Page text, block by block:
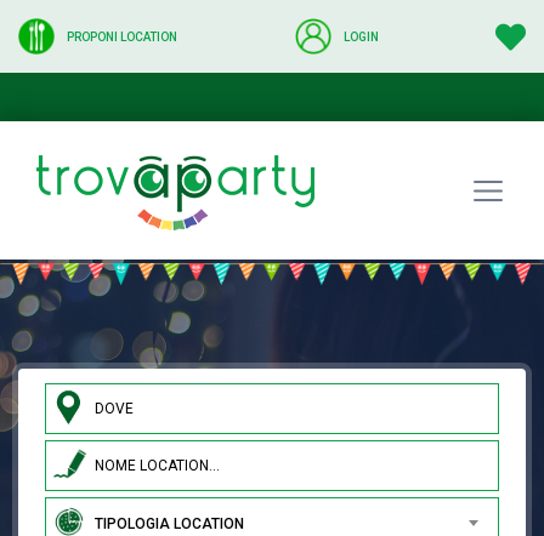
PROPONI LOCATION LOGIN
TIPOLOGIA LOCATION